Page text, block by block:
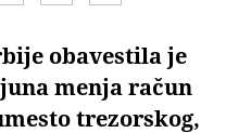
obavestila je
menja račun
trezorskog,